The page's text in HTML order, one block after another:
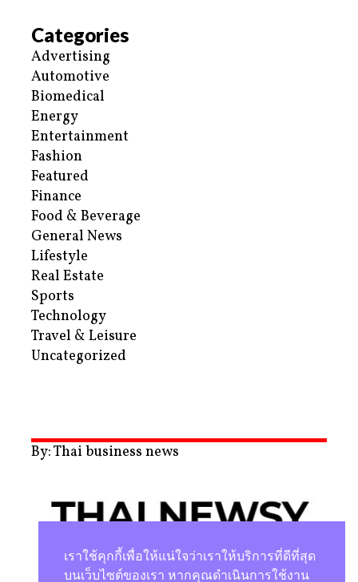
Categories
Advertising
Automotive
Biomedical
Energy
Entertainment
Fashion
Featured
Finance
Food & Beverage
General News
Lifestyle
Real Estate
Sports
Technology
Travel & Leisure
Uncategorized
By: Thai business news
เราใช้คุกกี้เพื่อให้แน่ใจว่าเราให้บริการที่ดีที่สุด
บนเว็บไซต์ของเรา หากคุณดำเนินการใช้งาน